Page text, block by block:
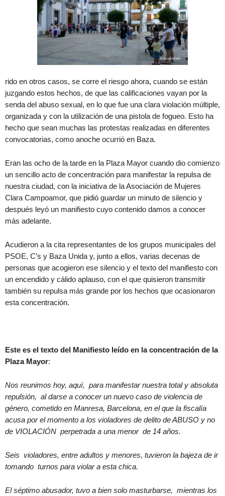
rido en otros casos, se corre el riesgo ahora, cuando se están
juzgando estos hechos, de que las calificaciones vayan por la
senda del abuso sexual, en lo que fue una clara violación múltiple,
organizada y con la utilización de una pistola de fogueo. Esto ha
hecho que sean muchas las protestas realizadas en diferentes
convocatorias, como anoche ocurrió en Baza.
Eran las ocho de la tarde en la Plaza Mayor cuando dio comienzo
un sencillo acto de concentración para manifestar la repulsa de
nuestra ciudad, con la iniciativa de la Asociación de Mujeres
Clara Campoamor, que pidió guardar un minuto de silencio y
después leyó un manifiesto cuyo contenido damos a conocer
más adelante.
Acudieron a la cita representantes de los grupos municipales del
PSOE, C’s y Baza Unida y, junto a ellos, varias decenas de
personas que acogieron ese silencio y el texto del manifiesto con
un encendido y cálido aplauso, con el que quisieron transmitir
también su repulsa más grande por los hechos que ocasionaron
esta concentración.
Este es el texto del Manifiesto leído en la concentración de la
Plaza Mayor:
Nos reunimos hoy, aquí, para manifestar nuestra total y absoluta
repulsión, al darse a conocer un nuevo caso de violencia de
género, cometido en Manresa, Barcelona, en el que la fiscalía
acusa por el momento a los violadores de delito de ABUSO y no
de VIOLACIÓN perpetrada a una menor de 14 años.
Seis violadores, entre adultos y menores, tuvieron la bajeza de ir
tomando turnos para violar a esta chica.
El séptimo abusador, tuvo a bien solo masturbarse, mientras los